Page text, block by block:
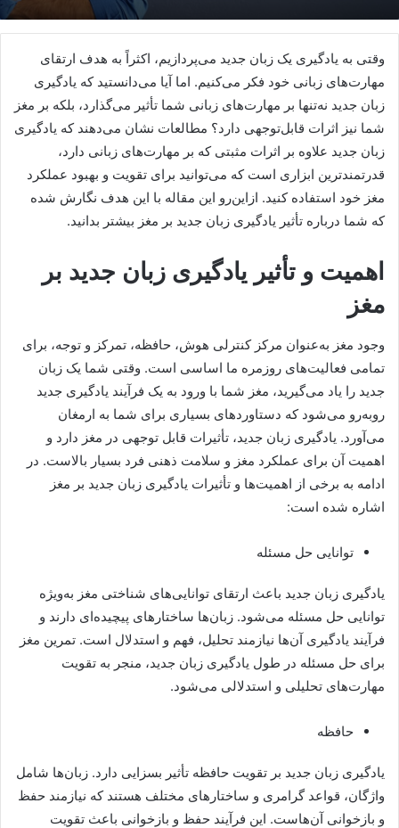
وقتی به یادگیری یک زبان جدید می‌پردازیم، اکثراً به هدف ارتقای
مهارت‌های زبانی خود فکر می‌کنیم. اما آیا می‌دانستید که یادگیری
زبان جدید نه‌تنها بر مهارت‌های زبانی شما تأثیر می‌گذارد، بلکه بر مغز
شما نیز اثرات قابل‌توجهی دارد؟ مطالعات نشان می‌دهند که یادگیری
زبان جدید علاوه بر اثرات مثبتی که بر مهارت‌های زبانی دارد،
قدرتمندترین ابزاری است که می‌توانید برای تقویت و بهبود عملکرد
مغز خود استفاده کنید. ازاین‌رو این مقاله با این هدف نگارش شده
که شما درباره تأثیر یادگیری زبان جدید بر مغز بیشتر بدانید.
اهمیت و تأثیر یادگیری زبان جدید بر
مغز
وجود مغز به‌عنوان مرکز کنترلی هوش، حافظه، تمرکز و توجه، برای
تمامی فعالیت‌های روزمره ما اساسی است. وقتی شما یک زبان
جدید را یاد می‌گیرید، مغز شما با ورود به یک فرآیند یادگیری جدید
روبه‌رو می‌شود که دستاوردهای بسیاری برای شما به ارمغان
می‌آورد. یادگیری زبان جدید، تأثیرات قابل‌ توجهی در مغز دارد و
اهمیت آن برای عملکرد مغز و سلامت ذهنی فرد بسیار بالاست. در
ادامه به برخی از اهمیت‌ها و تأثیرات یادگیری زبان جدید بر مغز
اشاره شده است:
توانایی حل مسئله
یادگیری زبان جدید باعث ارتقای توانایی‌های شناختی مغز به‌ویژه
توانایی حل مسئله می‌شود. زبان‌ها ساختارهای پیچیده‌ای دارند و
فرآیند یادگیری آن‌ها نیازمند تحلیل، فهم و استدلال است. تمرین مغز
برای حل مسئله در طول یادگیری زبان جدید، منجر به تقویت
مهارت‌های تحلیلی و استدلالی می‌شود.
حافظه
یادگیری زبان جدید بر تقویت حافظه تأثیر بسزایی دارد. زبان‌ها شامل
واژگان، قواعد گرامری و ساختارهای مختلف هستند که نیازمند حفظ
و بازخوانی آن‌هاست. این فرآیند حفظ و بازخوانی باعث تقویت